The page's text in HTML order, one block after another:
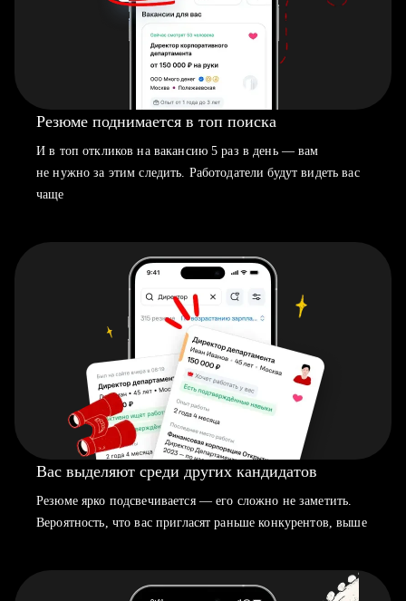
Резюме поднимается в топ поиска
И в топ откликов на вакансию 5 раз в день — вам
не нужно за этим следить. Работодатели будут видеть вас
чаще
Вас выделяют среди других кандидатов
Резюме ярко подсвечивается — его сложно не заметить.
Вероятность, что вас пригласят раньше конкурентов, выше